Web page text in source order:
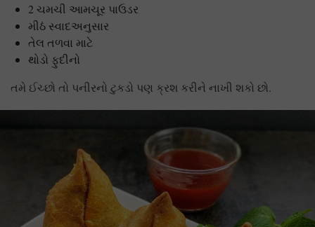
2 ચમચી આમચૂર પાઉડર
મીઠં સ્વાદઅનુસાર
તેલ તળવા માટે
થોડો ફુદીનો
તમે ઈચ્છો તો પનીરનો ટુકડો પણ ક્રશ કરીને નાખી શકો છો.